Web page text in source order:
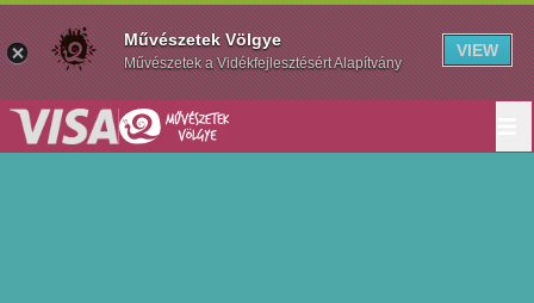
Művészetek Völgye
Művészetek a Vidékfejlesztésért Alapítvány
VIEW